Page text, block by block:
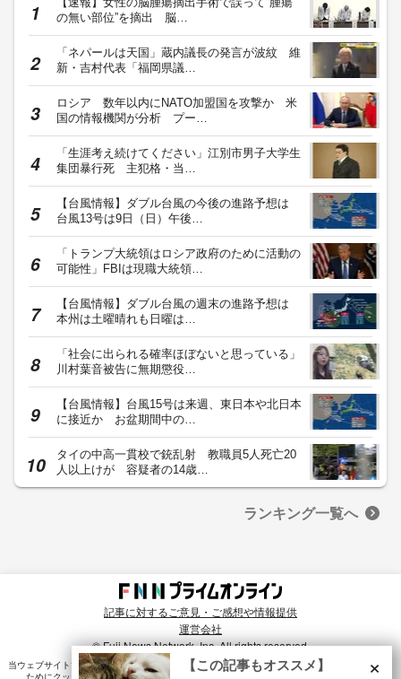
の無い部位”を摘出 脳…
「ネパールは天国」蔵内議長の発言が波紋 維
新・吉村代表「福岡県議…
ロシア 数年以内にNATO加盟国を攻撃か 米
国の情報機関が分析 プー…
「生涯考え続けてください」江別市男子大学生
集団暴行死 主犯格・当…
【台風情報】ダブル台風の今後の進路予想は
台風13号は9日（日）午後…
「トランプ大統領はロシア政府のために活動の
可能性」FBIは現職大統領…
【台風情報】ダブル台風の週末の進路予想は
本州は土曜晴れも日曜は…
「社会に出られる確率ほぼないと思っている」
川村葉音被告に無期懲役…
【台風情報】台風15号は来週、東日本や北日本
に接近か お盆期間中の…
タイの中高一貫校で銃乱射 教職員5人死亡20
人以上けが 容疑者の14歳…
ランキング一覧へ
記事に対するご意見・ご感想や情報提供
運営会社
© Fuji News Network, Inc. All rights reserved.
当ウェブサイトでは、ユーザのニーズ・興味・関⼼に合致したコンテンツや広告配信を提供する
ためにクッキーを使⽤しています。詳細は、
プライバシーポリシー をご確認ください。×
【この記事もオススメ】